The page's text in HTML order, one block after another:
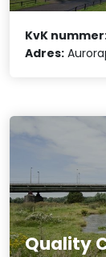
KvK
Adres:
Quality